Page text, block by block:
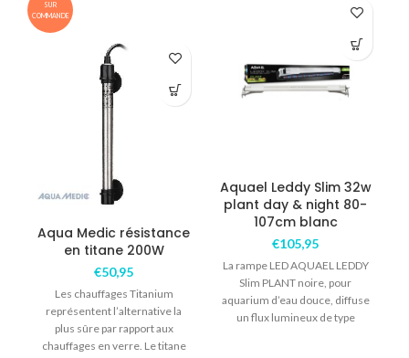
SUR
COMMANDE
Aqua Medic résistance
en titane 200W
€50,95
Les chauffages Titanium
représentent l’alternative la
plus sûre par rapport aux
chauffages en verre. Le titane
Aquael Leddy Slim 32w
plant day & night 80-
107cm blanc
€105,95
La rampe LED AQUAEL LEDDY
Slim PLANT noire, pour
aquarium d’eau douce, diffuse
un flux lumineux de type